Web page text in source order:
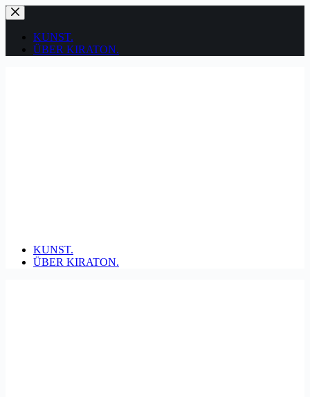
Zum
Inhalt
springenKUNST.
ÜBER KIRATON.
KUNST.
ÜBER KIRATON.